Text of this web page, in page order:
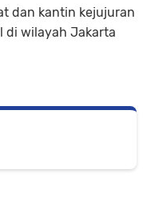
dan kantin kejujuran
di wilayah Jakarta